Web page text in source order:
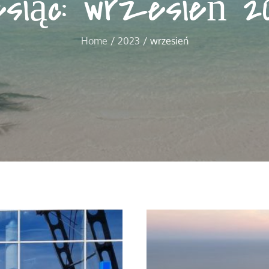
Home 2023 wrzesień